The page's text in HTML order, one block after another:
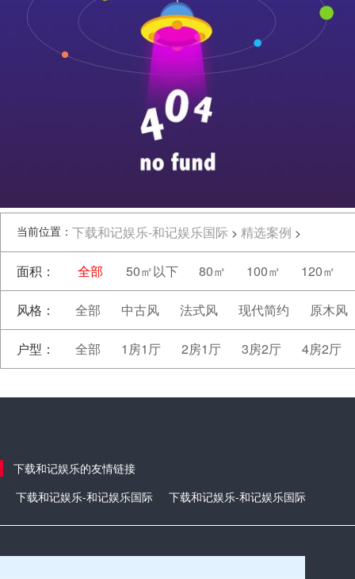
当前位置： 下载和记娱乐-和记娱乐国际 > 精选案例 >
面积： 全部 50㎡以下 80㎡ 100㎡ 120㎡
风格： 全部 中古风 法式风 现代简约 原木风
户型： 全部 1房1厅 2房1厅 3房2厅 4房2厅
下载和记娱乐的友情链接
下载和记娱乐-和记娱乐国际
下载和记娱乐-和记娱乐国际